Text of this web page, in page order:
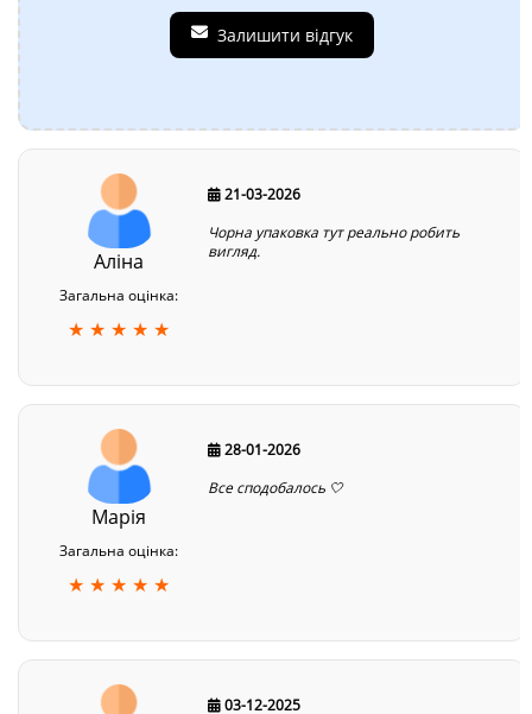
Залишити відгук
Аліна
Загальна оцінка:
★ ★ ★ ★ ★
21-03-2026
Чорна упаковка тут реально робить
вигляд.
Марія
Загальна оцінка:
★ ★ ★ ★ ★
28-01-2026
Все сподобалось 🤍
03-12-2025